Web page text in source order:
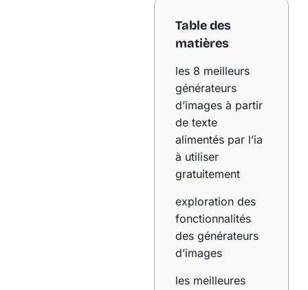
Table des
matières
les 8 meilleurs
générateurs
d’images à partir
de texte
alimentés par l’ia
à utiliser
gratuitement
exploration des
fonctionnalités
des générateurs
d’images
les meilleures